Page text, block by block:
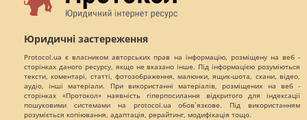
Юридичні застереження
Protocol.ua є власником авторських прав на інформацію, розміщену на веб -
сторінках даного ресурсу, якщо не вказано інше. Під інформацією розуміються
тексти, коментарі, статті, фотозображення, малюнки, ящик-шота, скани, відео,
аудіо, інші матеріали. При використанні матеріалів, розміщених на веб -
сторінках «Протокол» наявність гіперпосилання відкритого для індексації
пошуковими системами на protocol.ua обов`язкове. Під використанням
розуміється копіювання, адаптація, рерайтинг, модифікація тощо.